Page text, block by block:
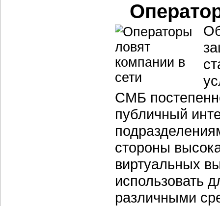
СМБ
публичный
стороны
виртуальных
использовать
различными